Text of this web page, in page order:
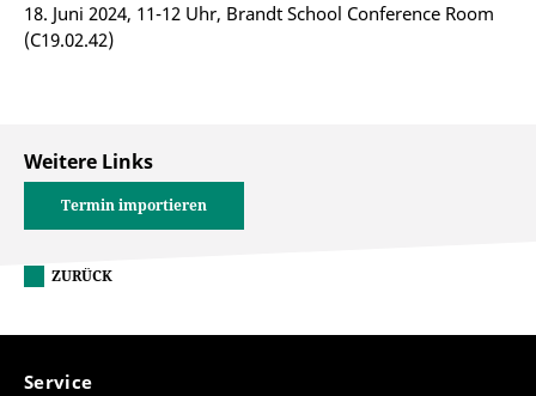
18. Juni 2024, 11-12 Uhr, Brandt School Conference Room
(C19.02.42)
Weitere Links
Termin importieren
ZURÜCK
Service